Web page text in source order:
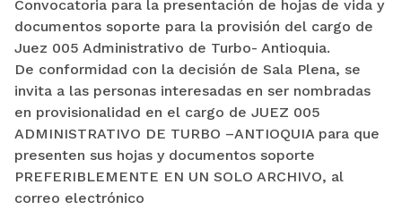
Convocatoria para la presentación de hojas de vida y
documentos soporte para la provisión del cargo de
Juez 005 Administrativo de Turbo- Antioquia.
De conformidad con la decisión de Sala Plena, se
invita a las personas interesadas en ser nombradas
en provisionalidad en el cargo de JUEZ 005
ADMINISTRATIVO DE TURBO –ANTIOQUIA para que
presenten sus hojas y documentos soporte
PREFERIBLEMENTE EN UN SOLO ARCHIVO, al
correo electrónico